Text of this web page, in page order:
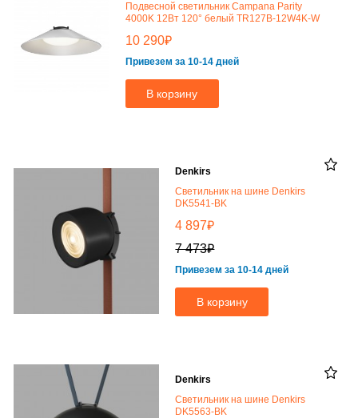
Подвесной светильник Campana Parity
4000K 12Вт 120° белый TR127B-12W4K-W
10 290₽
Привезем за 10-14 дней
В корзину
Denkirs
Светильник на шине Denkirs
DK5541-BK
4 897₽
7 473₽
Привезем за 10-14 дней
В корзину
Denkirs
Светильник на шине Denkirs
DK5563-BK